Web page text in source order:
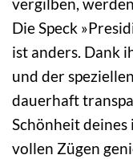
vergilben,
Die Speck
ist anders. Dank
und der
dauerhaft
Schönheit
vollen Zügen